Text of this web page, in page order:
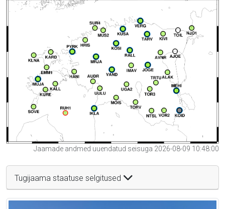
Jaamade andmed uuendatud seisuga 2026-08-09 10:48:00
Tugijaama staatuse selgitused